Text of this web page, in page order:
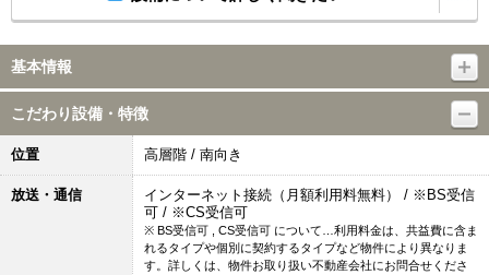
基本情報
こだわり設備・特徴
位置 高層階 / 南向き
放送・通信
インターネット接続（月額利用料無料） / ※BS受信
可 / ※CS受信可
※ BS受信可 , CS受信可 について…利用料金は、共益費に含ま
れるタイプや個別に契約するタイプなど物件により異なりま
す。詳しくは、物件お取り扱い不動産会社にお問合せくださ